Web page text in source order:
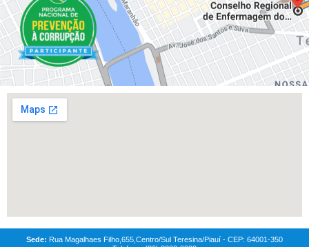
Sede: Rua Magalhaes Filho,655,Centro/Sul Teresina/Piauí - CEP: 64001-350